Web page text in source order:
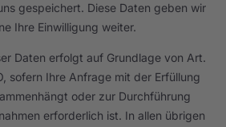
gespeichert. Diese Daten geben wir
Ihre Einwilligung weiter.
Daten erfolgt auf Grundlage von Art.
sofern Ihre Anfrage mit der Erfüllung
oder zur Durchführung
erforderlich ist. In allen übrigen